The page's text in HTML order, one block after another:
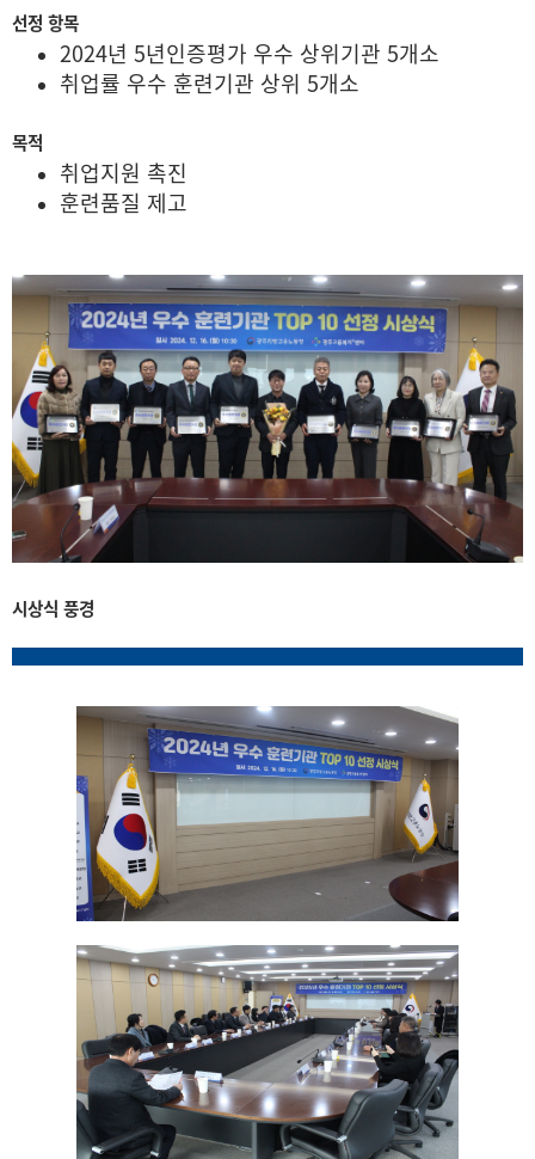
선정 항목
2024년 5년인증평가 우수 상위기관 5개소
취업률 우수 훈련기관 상위 5개소
목적
취업지원 촉진
훈련품질 제고
시상식 풍경